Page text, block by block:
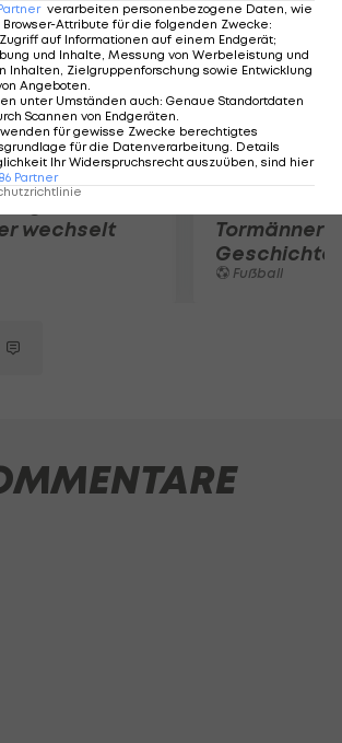
ÖVV-
wechselt
Tormänner
Geschichte
Fußball
verarbeiten personenbezogene Daten, wie
Browser-Attribute für die folgenden Zwecke:
auf Informationen auf einem Endgerät;
und Inhalte, Messung von Werbeleistung und
Inhalten, Zielgruppenforschung sowie Entwicklung
Angeboten.
unter Umständen auch: Genaue Standortdaten
Scannen von Endgeräten.
für gewisse Zwecke berechtigtes
für die Datenverarbeitung. Details
Ihr Widerspruchsrecht auszuüben, sind hier
Partner